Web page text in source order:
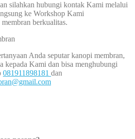
silahkan hubungi kontak Kami melalui
ke Workshop Kami
berkualitas.
Anda seputar kanopi membran,
kepada Kami dan bisa menghubungi
081911898181 dan